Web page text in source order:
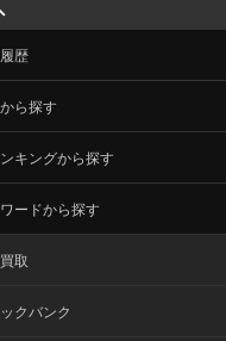
歴
ら探す
キングから探す
ードから探す
取
クバンク